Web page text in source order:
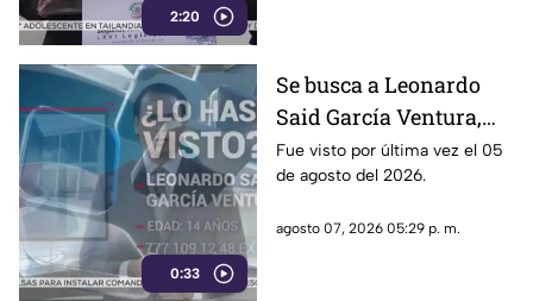
2:20
entre ellos Rubén Rocha y
Enrique Inzunza.
0:33
Se busca a Leonardo
Said García Ventura,
desaparecido en
Cuernavaca
Fue visto por última vez el 05
de agosto del 2026.
agosto 07, 2026 05:29 p. m.